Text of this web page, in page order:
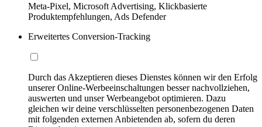
Meta-Pixel, Microsoft Advertising, Klickbasierte
Produktempfehlungen, Ads Defender
Erweitertes Conversion-Tracking
Durch das Akzeptieren dieses Dienstes können wir den Erfolg
unserer Online-Werbeeinschaltungen besser nachvollziehen,
auswerten und unser Werbeangebot optimieren. Dazu
gleichen wir deine verschlüsselten personenbezogenen Daten
mit folgenden externen Anbietenden ab, sofern du deren